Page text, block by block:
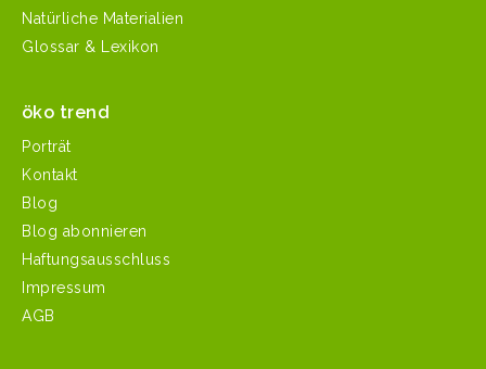
Natürliche Materialien
Glossar & Lexikon
öko trend
Porträt
Kontakt
Blog
Blog abonnieren
Haftungsausschluss
Impressum
AGB